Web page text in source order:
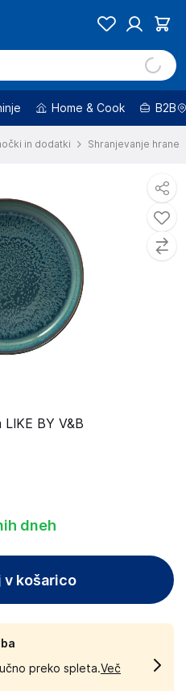
Home & Cook B2B
in dodatki Shranjevanje hrane
LIKE BY V&B
dneh
v košarico
preko spleta.Več